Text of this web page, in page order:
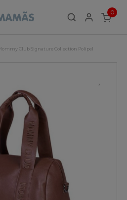
0
ITEMS
Club Signature Collection Polipel